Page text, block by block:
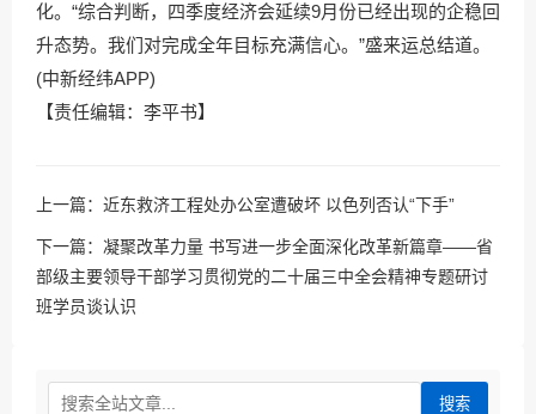
化。“综合判断，四季度经济会延续9月份已经出现的企稳回
升态势。我们对完成全年目标充满信心。”盛来运总结道。
(中新经纬APP)
【责任编辑：李平书】
上一篇： 近东救济工程处办公室遭破坏 以色列否认“下手”
下一篇： 凝聚改革力量 书写进一步全面深化改革新篇章——省
部级主要领导干部学习贯彻党的二十届三中全会精神专题研讨
班学员谈认识
搜索